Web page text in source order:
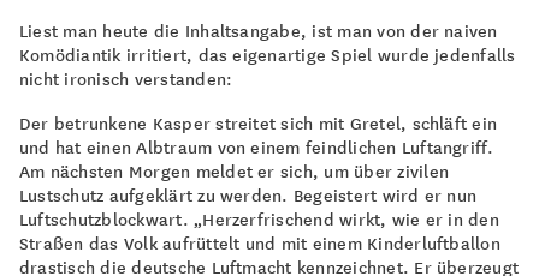
Liest man heute die Inhaltsangabe, ist man von der naiven
Komödiantik irritiert, das eigenartige Spiel wurde jedenfalls
nicht ironisch verstanden:
Der betrunkene Kasper streitet sich mit Gretel, schläft ein
und hat einen Albtraum von einem feindlichen Luftangriff.
Am nächsten Morgen meldet er sich, um über zivilen
Lustschutz aufgeklärt zu werden. Begeistert wird er nun
Luftschutzblockwart. „Herzerfrischend wirkt, wie er in den
Straßen das Volk aufrüttelt und mit einem Kinderluftballon
drastisch die deutsche Luftmacht kennzeichnet. Er überzeugt